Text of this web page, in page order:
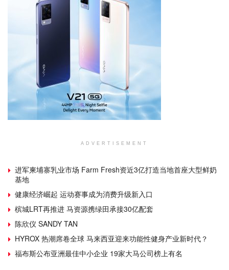
ADVERTISEMENT
进军柬埔寨乳业市场 Farm Fresh资近3亿打造当地首座大型鲜奶
基地
健康经济崛起 运动赛事成为消费升级新入口
槟城LRT再推进 马资源携绿田承接30亿配套
陈欣仪 SANDY TAN
HYROX 热潮席卷全球 马来西亚迎来功能性健身产业新时代？
福布斯公布亚洲最佳中小企业 19家大马公司榜上有名